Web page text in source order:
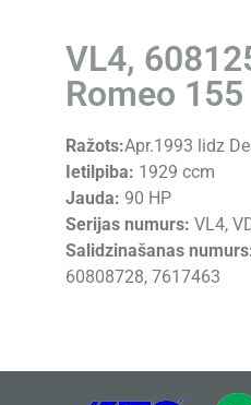
VL4,
Romeo
Ražots:Apr.1993 lidz
Ietilpiba: 1929 ccm
Jauda: 90 HP
Serijas numurs: VL4,
Salidzinašanas
60808728, 7617463